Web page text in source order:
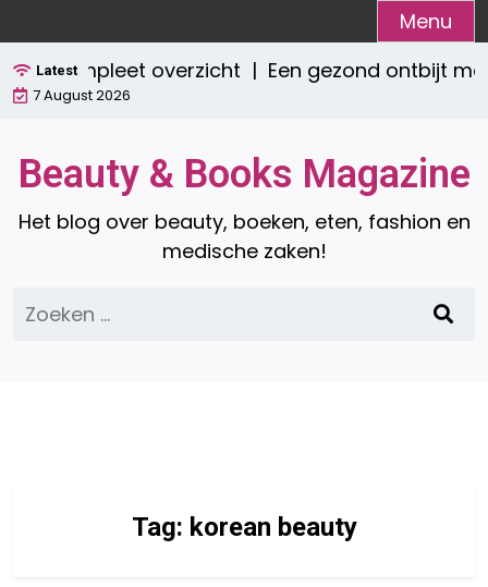
naar
de
inhoud
Menu
Latest
Een compleet overzicht | Een gezond ontbijt
7 August 2026
Beauty & Books Magazine
Het blog over beauty, boeken, eten, fashion en
medische zaken!
Zoeken
naar:
Tag: korean beauty